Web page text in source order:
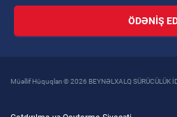
ÖDƏNIŞ
Müəllif Hüquqları © 2026 BEYNƏLXALQ